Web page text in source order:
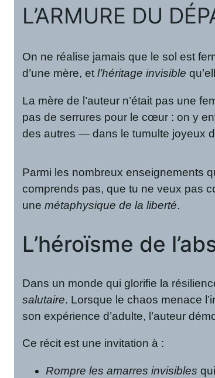
L’ARMURE DU
On ne réalise jamais que le sol est
d’une mère, etl’héritage invisible
La mère de l’auteur n’était pas une
pas de serrures pour le cœur : on y
des autres — dans le tumulte joyeux
Parmi les nombreux enseignements
comprends pas, que tu ne veux pas
unemétaphysique de la liberté.
L’héroïsme de
Dans un monde qui glorifie la
salutaire. Lorsque le chaos menace
son expérience d’adulte, l’auteur
Ce récit est une invitation à :
Rompre les amarres invisibles